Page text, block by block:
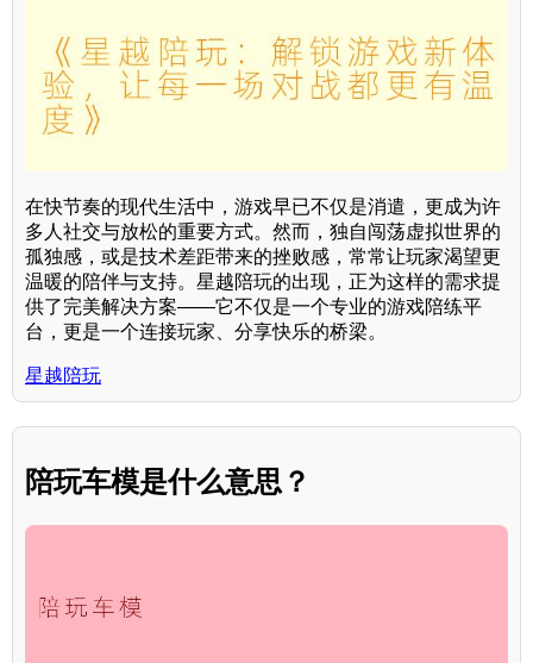
在快节奏的现代生活中，游戏早已不仅是消遣，更成为许
多人社交与放松的重要方式。然而，独自闯荡虚拟世界的
孤独感，或是技术差距带来的挫败感，常常让玩家渴望更
温暖的陪伴与支持。星越陪玩的出现，正为这样的需求提
供了完美解决方案——它不仅是一个专业的游戏陪练平
台，更是一个连接玩家、分享快乐的桥梁。
星越陪玩
陪玩车模是什么意思？